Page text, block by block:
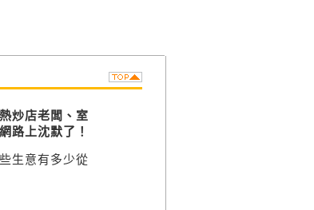
炒店老闆、室
路上沈默了！
生意有多少從